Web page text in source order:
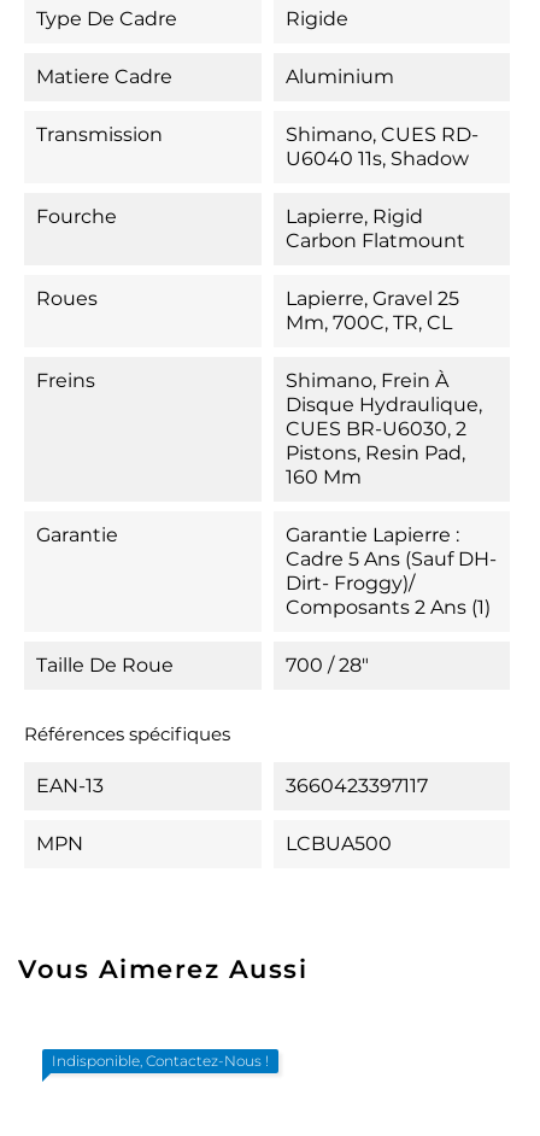
Type De Cadre Rigide
Matiere Cadre Aluminium
Transmission
Shimano, CUES RD-
U6040 11s, Shadow
Fourche
Lapierre, Rigid
Carbon Flatmount
Roues
Lapierre, Gravel 25
Mm, 700C, TR, CL
Freins
Shimano, Frein À
Disque Hydraulique,
CUES BR-U6030, 2
Pistons, Resin Pad,
160 Mm
Garantie
Garantie Lapierre :
Cadre 5 Ans (Sauf DH-
Dirt- Froggy)/
Composants 2 Ans (1)
Taille De Roue 700 / 28"
Références spécifiques
EAN-13 3660423397117
MPN LCBUA500
Vous Aimerez Aussi
Indisponible, Contactez-Nous !